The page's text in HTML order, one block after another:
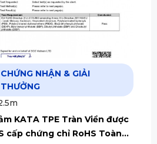
CHỨNG NHẬN & GIẢI
THƯỞNG
KATA TPE Tràn Viền được
cấp chứng chỉ RoHS Toàn